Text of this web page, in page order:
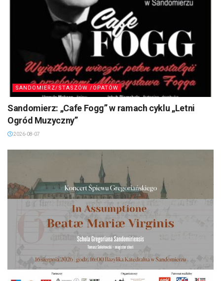
SANDOMIERZ/STASZÓW /OPATÓW
Sandomierz: „Cafe Fogg” w ramach cyklu „Letni
Ogród Muzyczny”
2026-08-07